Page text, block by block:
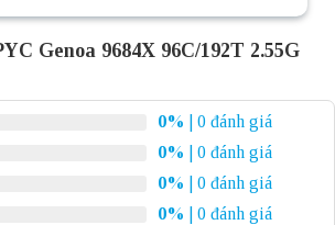
Genoa 9684X 96C/192T 2.55G
0%
| 0 đánh giá
0%
| 0 đánh giá
0%
| 0 đánh giá
0%
| 0 đánh giá